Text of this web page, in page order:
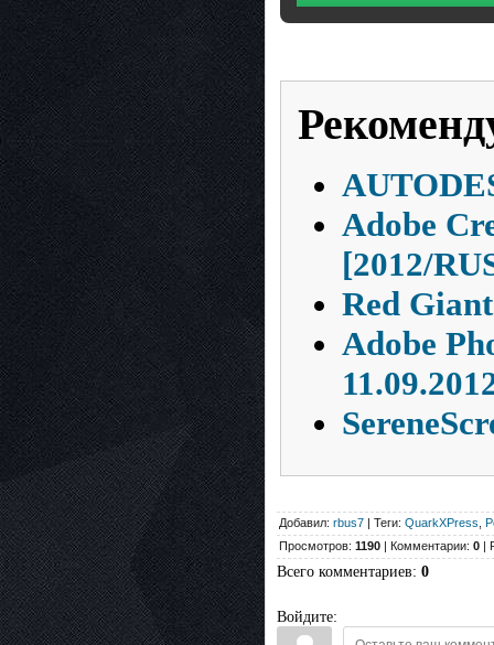
Adobe
[2012/
Red
Adobe
Добавил: rbus7 | Теги: QuarkXPress
Просмотров: 1190 | Комментарии: 0 |
Всего комментариев: 0
Войдите: